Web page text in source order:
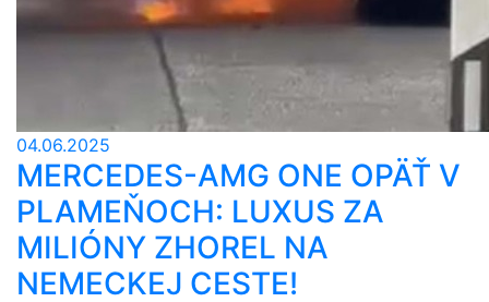
04.06.2025
MERCEDES-AMG ONE OPÄŤ V
PLAMEŇOCH: LUXUS ZA
MILIÓNY ZHOREL NA
NEMECKEJ CESTE!